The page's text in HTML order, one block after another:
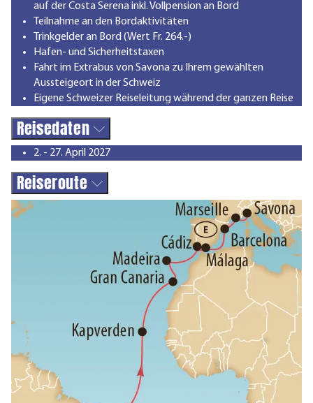
auf der Costa Serena inkl. Vollpension an Bord
Teilnahme an den Bordaktivitäten
Trinkgelder an Bord (Wert Fr. 264.-)
Hafen- und Sicherheitstaxen
Fahrt im Extrabus von Savona zu Ihrem gewählten
Aussteigeort in der Schweiz
Eigene Schweizer Reiseleitung während der ganzen Reise
Reisedaten
2. - 27. April 2027
Reiseroute